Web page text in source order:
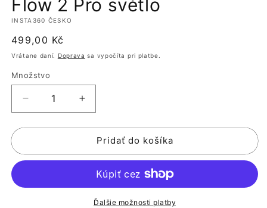
okne
Flow 2 Pro světlo
INSTA360 ČESKO
Normálna
cena
499,00 Kč
Vrátane daní. Doprava sa vypočíta pri platbe.
Množstvo
množstvo
pre
2
Zvýšiť
množstvo
pre
Flow
2
světlo
Pridať do košíka
Ďalšie možnosti platby